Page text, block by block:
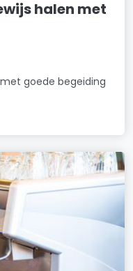
halen met
goede begeiding